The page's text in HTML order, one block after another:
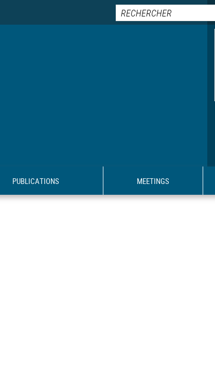
PUBLICATIONS MEETINGS